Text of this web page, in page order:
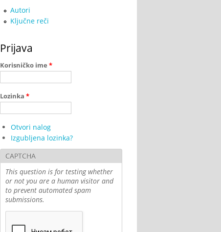
Autori
Ključne reči
Prijava
Korisničko ime *
Lozinka *
Otvori nalog
Izgubljena lozinka?
CAPTCHA
This question is for testing whether
or not you are a human visitor and
to prevent automated spam
submissions.